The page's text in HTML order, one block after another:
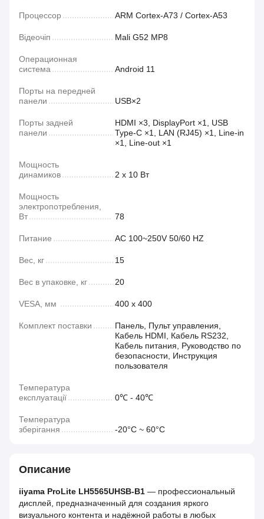
Процессор ARM Cortex-A73 / Cortex-A53
Відеочіп Mali G52 MP8
Операционная
система
Android 11
Порты на передней
панели
USB×2
Порты задней
панели
HDMI ×3, DisplayPort ×1, USB
Type-C ×1, LAN (RJ45) ×1, Line-in
×1, Line-out ×1
Мощность
динамиков
2 х 10 Вт
Мощность
электропотребления,
Вт
78
Питание AC 100~250V 50/60 HZ
Вес, кг 15
Вес в упаковке, кг 20
VESA, мм 400 х 400
Комплект поставки
Панель, Пульт управления,
Кабель HDMI, Кабель RS232,
Кабель питания, Руководство по
безопасности, Инструкция
пользователя
Температура
експлуатації
0℃ - 40℃
Температура
зберігання
-20°C ~ 60°C
Описание
iiyama ProLite LH5565UHSB-B1 — профессиональный
дисплей, предназначенный для создания яркого
визуального контента и надёжной работы в любых